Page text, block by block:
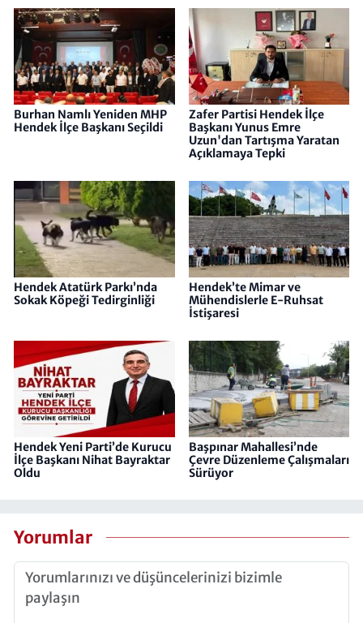
Burhan Namlı Yeniden MHP
Hendek İlçe Başkanı Seçildi
Zafer Partisi Hendek İlçe
Başkanı Yunus Emre
Uzun'dan Tartışma Yaratan
Açıklamaya Tepki
Hendek Atatürk Parkı’nda
Sokak Köpeği Tedirginliği
Hendek’te Mimar ve
Mühendislerle E-Ruhsat
İstişaresi
Hendek Yeni Parti’de Kurucu
İlçe Başkanı Nihat Bayraktar
Oldu
Başpınar Mahallesi’nde
Çevre Düzenleme Çalışmaları
Sürüyor
Yorumlar